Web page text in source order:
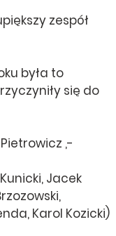
zespół
była to
się do
,-
Jacek
Karol Kozicki)